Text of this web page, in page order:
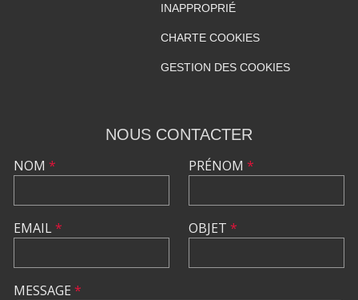
INAPPROPRIÉ
CHARTE COOKIES
GESTION DES COOKIES
NOUS CONTACTER
NOM *
EMAIL*
PRÉNOM *
OBJET *
MESSAGE *